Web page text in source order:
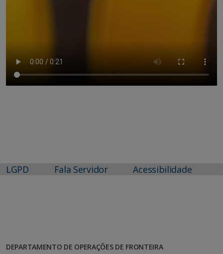
LGPD Fala Servidor Acessibilidade
DEPARTAMENTO DE OPERAÇÕES DE FRONTEIRA